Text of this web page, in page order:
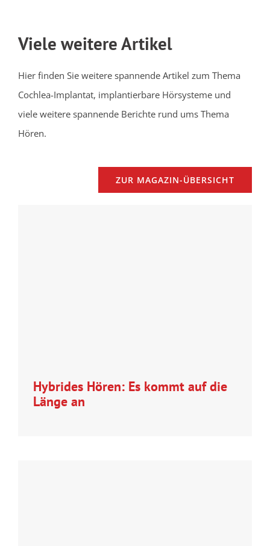
Viele weitere Artikel
Hier finden Sie weitere spannende Artikel zum Thema
Cochlea-Implantat, implantierbare Hörsysteme und
viele weitere spannende Berichte rund ums Thema
Hören.
ZUR MAGAZIN-ÜBERSICHT
Hybrides Hören: Es kommt auf die
Länge an